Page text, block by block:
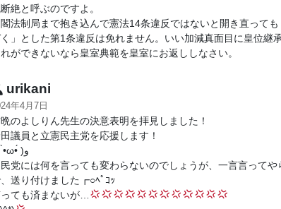
絶と呼ぶのですよ。
法制局まで抱き込んで憲法14条違反ではないと開き直って
」とした第1条違反は免れません。いい加減真面目に皇位継
ができないなら皇室典範を皇室にお返ししなさい。
urikani
年4月7日
のよしりん先生の決意表明を拝見しました！
議員と立憲民主党を応援します！
٩( •̀ω•́ )ﻭ
民党には何を言っても変わらないのでしょうが、一言言って
送り付けました┏○ﾍﾟｺｯ
ても済まないが…